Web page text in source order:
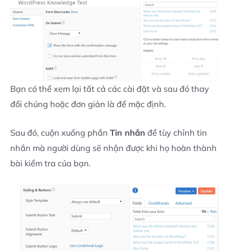
Bạn có thể xem lại tất cả các cài đặt và sau đó thay
đổi chúng hoặc đơn giản là để mặc định.
Sau đó, cuộn xuống phần Tin nhắn để tùy chỉnh tin
nhắn mà người dùng sẽ nhận được khi họ hoàn thành
bài kiểm tra của bạn.